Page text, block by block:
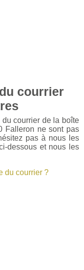
courrier
courrier de la boîte
Falleron ne sont pas
pas à nous les
dessous et nous les
du courrier ?